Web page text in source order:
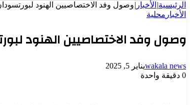
الرئيسية| الأخبار |وصول وفد الاختصاصيين الهنود
الأخبار محلية
وصول وفد الاختصاصيين الهنود
wakala newsيناير 5, 2025
0 دقيقة واحدة